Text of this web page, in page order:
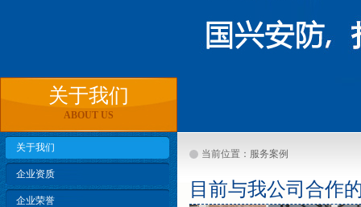
关于我们
ABOUT US
关于我们
企业资质
企业荣誉
当前位置：服务案例
目前与我公司合作